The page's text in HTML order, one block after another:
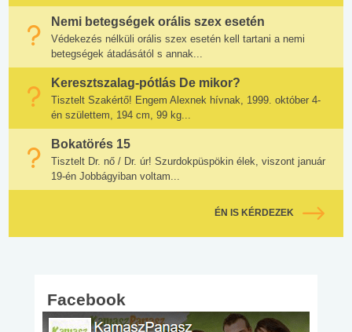
Nemi betegségek orális szex esetén
Védekezés nélküli orális szex esetén kell tartani a nemi
betegségek átadásától s annak...
Keresztszalag-pótlás De mikor?
Tisztelt Szakértő! Engem Alexnek hívnak, 1999. október 4-
én születtem, 194 cm, 99 kg...
Bokatörés 15
Tisztelt Dr. nő / Dr. úr! Szurdokpüspökin élek, viszont január
19-én Jobbágyiban voltam...
ÉN IS KÉRDEZEK
Facebook